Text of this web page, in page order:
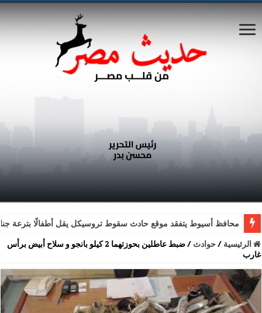
محافظ أسيوط يتفقد موقع حادث سقوط تروسيكل يقل أطفالًا بترعة
الرئيسية /حوادث /
ضبط عاطلين بحوزتهما 2 كيلو بانجو و سلاح أبيض برأس
غارب